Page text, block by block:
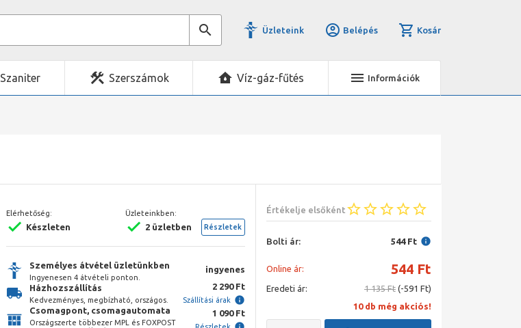
Üzleteink Belépés Kosár
Szaniter Szerszámok Víz-gáz-fűtés Információk
Elérhetőség:
Készleten
Üzleteinkben:
2 üzletben Részletek
Személyes átvétel üzletünkben
Ingyenesen 4 átvételi ponton.
ingyenes
Házhozszállítás
Kedvezményes, megbízható, országos.
2 290 Ft
Szállítási árak
Csomagpont, csomagautomata
Országszerte többezer MPL és FOXPOST
1 090 Ft
Részletek
Értékelje elsőként
Bolti ár: 544 Ft
Online ár: 544 Ft
Eredeti ár: 1 135 Ft (-591 Ft)
10 db még akciós!